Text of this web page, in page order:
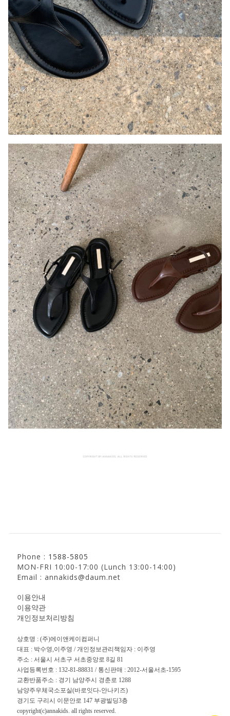
Phone : 1588-5805
MON-FRI 10:00-17:00 (Lunch 13:00-14:00)
Email : annakids@daum.net
이용안내
이용약관
개인정보처리방침
상호명 : (주)에이앤케이컴퍼니
대표 : 박수영,이주영 / 개인정보관리책임자 : 이주영
주소 : 서울시 서초구 서초중앙로 8길 81
사업등록번호 : 132-81-88831 / 통신판매 : 2012-서울서초-1595
교환반품주소 : 경기 남양주시 경춘로 1288
남양주우체국소포실(바로잇다-안나키즈)
경기도 구리시 이문안로 147 부광빌딩3층
copyright(c)annakids. all rights reserved.